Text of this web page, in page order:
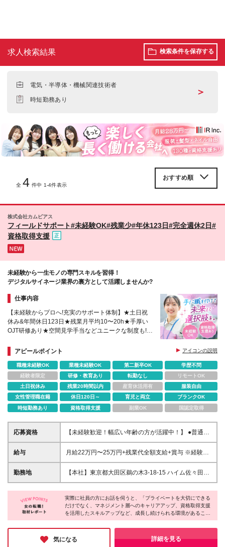
求人検索結果 検索条件を保存する
電気・半導体・機械関連技術者
時短勤務あり
＞
全 4 件中 1-4件表示
株式会社カムビアス
フィールドサポート#未経験OK#残業少#年休123日#完全週休2日#
資格取得支援
未経験から一生モノの専門スキルを習得！
デジタルサイネージ業界の裏方として活躍しませんか?
仕事内容
【未経験からプロへ!充実のサポート体制】★土日祝
休み&年間休日123日★残業月平均10〜20h★手厚い
OJT研修あり★空間見学手当などユニークな制度も!★
アピールポイント
アイコンの説明
職種未経験OK 業種未経験OK 第二新卒OK
学歴不問
経験者限定
研修・教育あり 転勤なし
リモートOK
土日祝休み
残業20時間以内 産育休活用有
服装自由
女性管理職在籍
休日120日～ 育児と両立
ブランクOK
時短勤務あり
資格取得支援 副業OK 国認定取得
応募資格
【未経験歓迎！幅広い年齢の方が活躍中！】 ●普通自
動車第一種運転免許をお持ちの方 ※学歴不問・第二新
卒歓迎！ ＼こんな方にピッタリです！／ ★機械やコ
職をつけて長く活躍したい方 ★コミュニケーション
を大切にできる方 人柄重視の採用を行っています。
給与
月給22万円〜25万円+残業代全額支給+賞与 ※経験・
能力を考慮して決定します ※試用期間6ヶ月(契約社
員/月給23万円)。その後、正社員登用を前提としてい
ンセンティブの支給も検討中など、還元する仕組みづ
くりを進めています。 ＜入社後頑張り次第でこんな
資格をGETできます！＞ 建築系：電気工事士、施工
ー、LEDコーディネーターなど →資格取得に向け
た、参考書代、受験費用、外部研修（限度額あり）等
勤務地
【本社】東京都大田区鵜の木3-18-15 ハイム佐々田
101 ※転勤はありません。腰を据えて長く働ける環境
です。 ※(変更の範囲)上記を除く当社関連勤務地
実際に社員の方にお話を伺うと、「プライベートを大切にできる
だけでなく、マネジメント層へのキャリアアップ、資格取得支援
を活用したスキルアップなど、成長し続けられる環境があること
が魅力です」と語ってくれました。
少人数ならではの風通しの良さがあり、一人ひとりの事情に寄り
添ってくれる温かい社風も同社の特徴です。プライベートの充実
気になる 詳細を見る